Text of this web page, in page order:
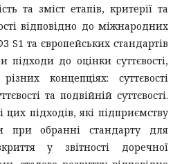
та зміст етапів, критерії та
відповідно до міжнародних
S1 та європейських стандартів
підходи до оцінки суттєвості,
концепціях: суттєвості
та подвійній суттєвості.
цих підходів, які підприємству
при обранні стандарту для
у звітності доречної